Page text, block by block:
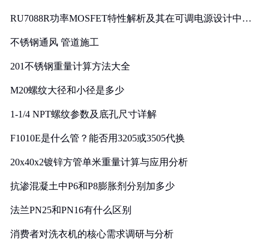
RU7088R功率MOSFET特性解析及其在可调电源设计中的
不锈钢通风 管道施工
201不锈钢重量计算方法大全
M20螺纹大径和小径是多少
1-1/4 NPT螺纹参数及底孔尺寸详解
F1010E是什么管？能否用3205或3505代换
20x40x2镀锌方管单米重量计算与应用分析
抗渗混凝土中P6和P8膨胀剂分别加多少
法兰PN25和PN16有什么区别
消费者对洗衣机的核心需求调研与分析